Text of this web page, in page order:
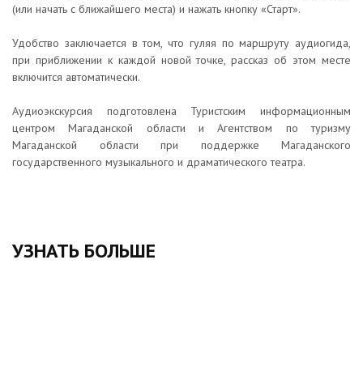
(или начать с ближайшего места) и нажать кнопку «Старт».
Удобство заключается в том, что гуляя по маршруту аудиогида,
при приближении к каждой новой точке, рассказ об этом месте
включится автоматически.
Аудиоэкскурсия подготовлена Туристским информационным
центром Магаданской области и Агентством по туризму
Магаданской области при поддержке Магаданского
государственного музыкального и драматического театра.
УЗНАТЬ БОЛЬШЕ